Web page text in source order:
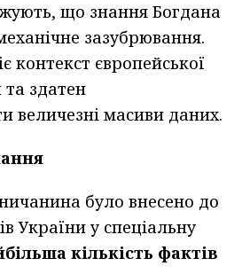
що знання Богдана
зазубрювання.
контекст європейської
та здатен
величезні масиви даних.
було внесено до
України у спеціальну
кількість фактів